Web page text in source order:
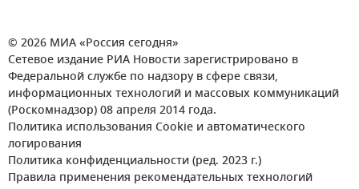
© 2026 МИА «Россия сегодня»
Сетевое издание РИА Новости зарегистрировано в
Федеральной службе по надзору в сфере связи,
информационных технологий и массовых коммуникаций
(Роскомнадзор) 08 апреля 2014 года.
Политика использования Cookie и автоматического
логирования
Политика конфиденциальности (ред. 2023 г.)
Правила применения рекомендательных технологий